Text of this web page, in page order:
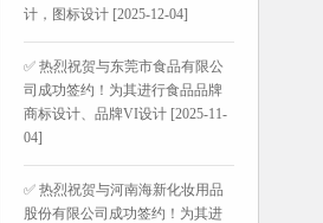
计，图标设计 [2025-12-04]
✅ 热烈祝贺与东莞市食品有限公
司成功签约！为其进行食品品牌
商标设计、品牌VI设计 [2025-11-
04]
✅ 热烈祝贺与河南海新化妆用品
股份有限公司成功签约！为其进